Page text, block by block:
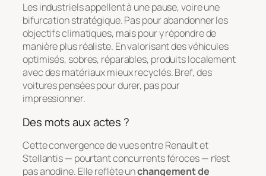
Les industriels appellent à une pause, voire une
bifurcation stratégique. Pas pour abandonner les
objectifs climatiques, mais pour y répondre de
manière plus réaliste. En valorisant des véhicules
optimisés, sobres, réparables, produits localement
avec des matériaux mieux recyclés. Bref, des
voitures pensées pour durer, pas pour
impressionner.
Des mots aux actes ?
Cette convergence de vues entre Renault et
Stellantis — pourtant concurrents féroces — n’est
pas anodine. Elle reflète unchangement de